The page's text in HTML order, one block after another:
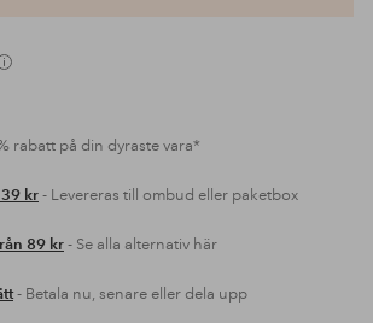
rabatt på din dyraste vara*
kr- Levereras till ombud eller paketbox
89 kr- Se alla alternativ här
- Betala nu, senare eller dela upp